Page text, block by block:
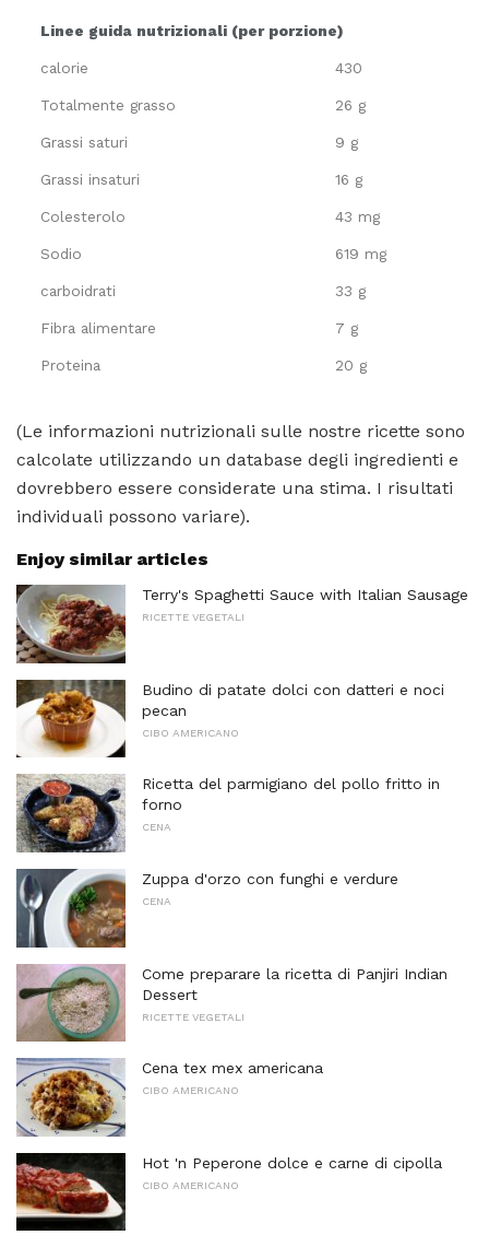
Linee guida nutrizionali (per porzione)
calorie 430
Totalmente grasso 26 g
Grassi saturi 9 g
Grassi insaturi 16 g
Colesterolo 43 mg
Sodio 619 mg
carboidrati 33 g
Fibra alimentare 7 g
Proteina 20 g
(Le informazioni nutrizionali sulle nostre ricette sono
calcolate utilizzando un database degli ingredienti e
dovrebbero essere considerate una stima. I risultati
individuali possono variare).
Enjoy similar articles
Terry's Spaghetti Sauce with Italian Sausage
RICETTE VEGETALI
Budino di patate dolci con datteri e noci
pecan
CIBO AMERICANO
Ricetta del parmigiano del pollo fritto in
forno
CENA
Zuppa d'orzo con funghi e verdure
CENA
Come preparare la ricetta di Panjiri Indian
Dessert
RICETTE VEGETALI
Cena tex mex americana
CIBO AMERICANO
Hot 'n Peperone dolce e carne di cipolla
CIBO AMERICANO